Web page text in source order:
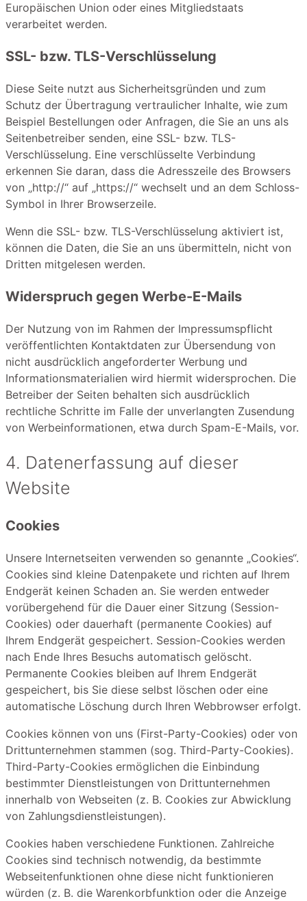
Europäischen Union oder eines Mitgliedstaats
verarbeitet werden.
SSL- bzw. TLS-Verschlüsselung
Diese Seite nutzt aus Sicherheitsgründen und zum
Schutz der Übertragung vertraulicher Inhalte, wie zum
Beispiel Bestellungen oder Anfragen, die Sie an uns als
Seitenbetreiber senden, eine SSL- bzw. TLS-
Verschlüsselung. Eine verschlüsselte Verbindung
erkennen Sie daran, dass die Adresszeile des Browsers
von „http://“ auf „https://“ wechselt und an dem Schloss-
Symbol in Ihrer Browserzeile.
Wenn die SSL- bzw. TLS-Verschlüsselung aktiviert ist,
können die Daten, die Sie an uns übermitteln, nicht von
Dritten mitgelesen werden.
Widerspruch gegen Werbe-E-Mails
Der Nutzung von im Rahmen der Impressumspflicht
veröffentlichten Kontaktdaten zur Übersendung von
nicht ausdrücklich angeforderter Werbung und
Informationsmaterialien wird hiermit widersprochen. Die
Betreiber der Seiten behalten sich ausdrücklich
rechtliche Schritte im Falle der unverlangten Zusendung
von Werbeinformationen, etwa durch Spam-E-Mails, vor.
4. Datenerfassung auf dieser
Website
Cookies
Unsere Internetseiten verwenden so genannte „Cookies“.
Cookies sind kleine Datenpakete und richten auf Ihrem
Endgerät keinen Schaden an. Sie werden entweder
vorübergehend für die Dauer einer Sitzung (Session-
Cookies) oder dauerhaft (permanente Cookies) auf
Ihrem Endgerät gespeichert. Session-Cookies werden
nach Ende Ihres Besuchs automatisch gelöscht.
Permanente Cookies bleiben auf Ihrem Endgerät
gespeichert, bis Sie diese selbst löschen oder eine
automatische Löschung durch Ihren Webbrowser erfolgt.
Cookies können von uns (First-Party-Cookies) oder von
Drittunternehmen stammen (sog. Third-Party-Cookies).
Third-Party-Cookies ermöglichen die Einbindung
bestimmter Dienstleistungen von Drittunternehmen
innerhalb von Webseiten (z. B. Cookies zur Abwicklung
von Zahlungsdienstleistungen).
Cookies haben verschiedene Funktionen. Zahlreiche
Cookies sind technisch notwendig, da bestimmte
Webseitenfunktionen ohne diese nicht funktionieren
würden (z. B. die Warenkorbfunktion oder die Anzeige